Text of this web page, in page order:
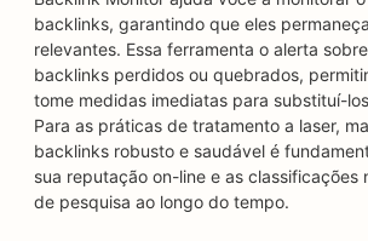
backlinks, garantindo que eles
relevantes. Essa ferramenta o alerta
backlinks perdidos ou quebrados,
tome medidas imediatas para substituí-
Para as práticas de tratamento a laser,
backlinks robusto e saudável é
sua reputação on-line e as classificações
de pesquisa ao longo do tempo.